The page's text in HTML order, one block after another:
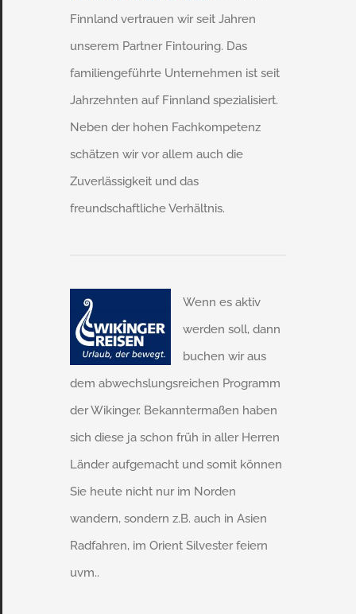
Finnland vertrauen wir seit Jahren
unserem Partner Fintouring. Das
familiengeführte Unternehmen ist seit
Jahrzehnten auf Finnland spezialisiert.
Neben der hohen Fachkompetenz
schätzen wir vor allem auch die
Zuverlässigkeit und das
freundschaftliche Verhältnis.
Wenn es aktiv
werden soll, dann
buchen wir aus
dem abwechslungsreichen Programm
der Wikinger. Bekanntermaßen haben
sich diese ja schon früh in aller Herren
Länder aufgemacht und somit können
Sie heute nicht nur im Norden
wandern, sondern z.B. auch in Asien
Radfahren, im Orient Silvester feiern
uvm..